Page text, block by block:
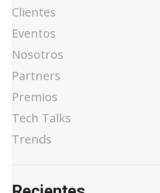
Clientes
Eventos
Nosotros
Partners
Premios
Tech Talks
Trends